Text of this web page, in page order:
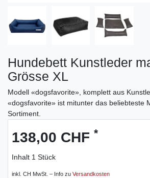
Hundebett Kunstleder
Grösse XL
Modell «dogsfavorite», komplett aus
«dogsfavorite» ist mitunter das beliebteste
Sortiment.
138,00 CHF *
Inhalt 1 Stück
inkl. CH MwSt. – Info zu Versandkosten